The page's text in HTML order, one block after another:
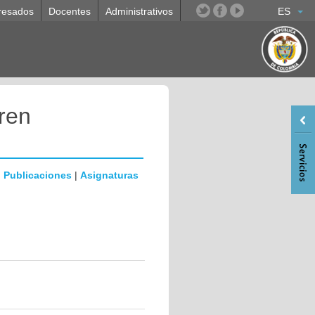
ES
Docentes Administrativos
Publicaciones | Asignaturas